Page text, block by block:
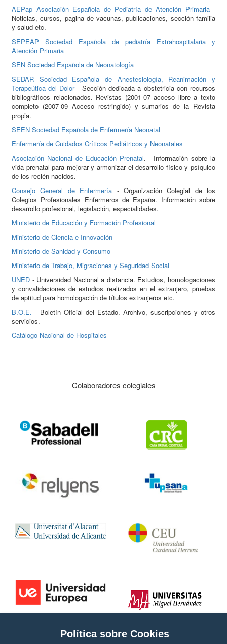
Política sobre Cookies
AEPap Asociación Española de Pediatría de Atención Primaria-
Noticias, cursos, pagina de vacunas, publicaciones, sección familia
y salud etc.
SEPEAP Sociedad Española de pediatría Extrahospitalaria y
Atención Primaria
SEN Sociedad Española de Neonatología
SEDAR Sociedad Española de Anestesiología, Reanimación y
Terapeútica del Dolor- Sección dedicada a obstetricia con recursos
bibliográficos relacionados. Revistas (2001-07 acceso libre a texto
completo (2007-09 Acceso restringido) y sumarios de la Revista
propia.
SEEN Sociedad Española de Enfermería Neonatal
Enfermería de Cuidados Críticos Pediátricos y Neonatales
Asociación Nacional de Educación Prenatal. - Información sobre la
vida prenatal para mejorar y armonizar el desarrollo físico y psíquico
de los recién nacidos.
Consejo General de Enfermería - Organización Colegial de los
Colegios Profesionales Enfermeros de España. Información sobre
desarrollo profesional, legislación, especialidades.
Ministerio de Educación y Formación Profesional
Ministerio de Ciencia e Innovación
Ministerio de Sanidad y Consumo
Ministerio de Trabajo, Migraciones y Seguridad Social
UNED - Universidad Nacional a distancia. Estudios, homologaciones
y convalidaciones de estudios realizados en el extranjero, pruebas
de aptitud para homologación de títulos extranjeros etc.
B.O.E. - Boletín Oficial del Estado. Archivo, suscripciones y otros
servicios.
Catálogo Nacional de Hospitales
Colaboradores colegiales